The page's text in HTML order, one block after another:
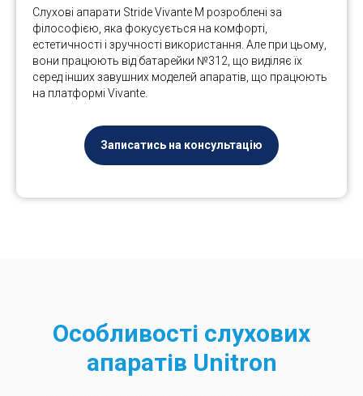
Слухові апарати Stride Vivante M розроблені за
філософією, яка фокусується на комфорті,
естетичності і зручності використання. Але при цьому,
вони працюють від батарейки №312, що виділяє їх
серед інших завушних моделей апаратів, що працюють
на платформі Vivante.
Записатись на консультацію
Особливості слухових
апаратів Unitron